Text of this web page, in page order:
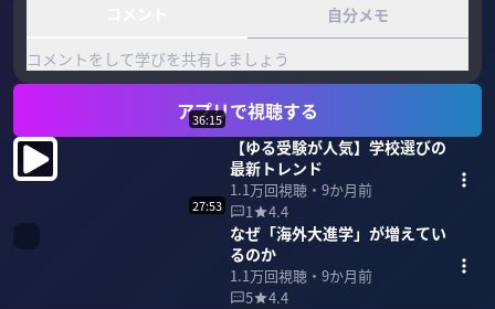
自分メモ
コメントをして学びを共有しましょう
アプリで視聴する
36:15
【ゆる受験が人気】学校選びの
最新トレンド
1.1万回視聴・ 9か月前
1
4.4
27:53
なぜ「海外大進学」が増えてい
るのか
1.1万回視聴・ 9か月前
5
4.4